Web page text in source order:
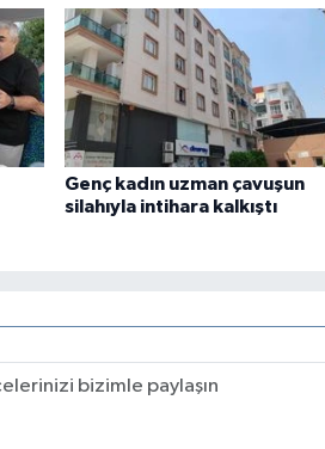
Genç kadın uzman çavuşun
silahıyla intihara kalkıştı